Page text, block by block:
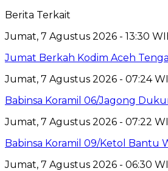
Berita Terkait
Jumat, 7 Agustus 2026 - 13:30
Jumat Berkah Kodim Aceh
Jumat, 7 Agustus 2026 - 07:24
‎Babinsa Koramil 06/Jagong
Jumat, 7 Agustus 2026 - 07:22
‎Babinsa Koramil 09/Ketol Bantu
Jumat, 7 Agustus 2026 - 06:30